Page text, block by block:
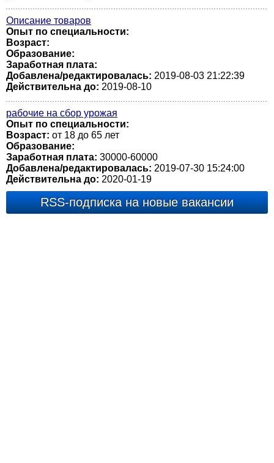
Описание товаров
Опыт по специальности:
Возраст:
Образование:
Заработная плата:
Добавлена/редактировалась: 2019-08-03 21:22:39
Действительна до: 2019-08-10
рабочие на сбор урожая
Опыт по специальности:
Возраст: от 18 до 65 лет
Образование:
Заработная плата: 30000-60000
Добавлена/редактировалась: 2019-07-30 15:24:00
Действительна до: 2020-01-19
RSS-подписка на новые вакансии